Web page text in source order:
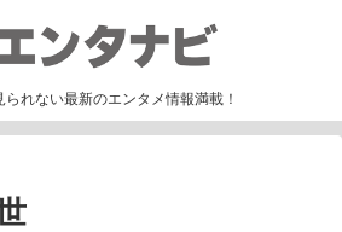
られない最新のエンタメ情報満載！